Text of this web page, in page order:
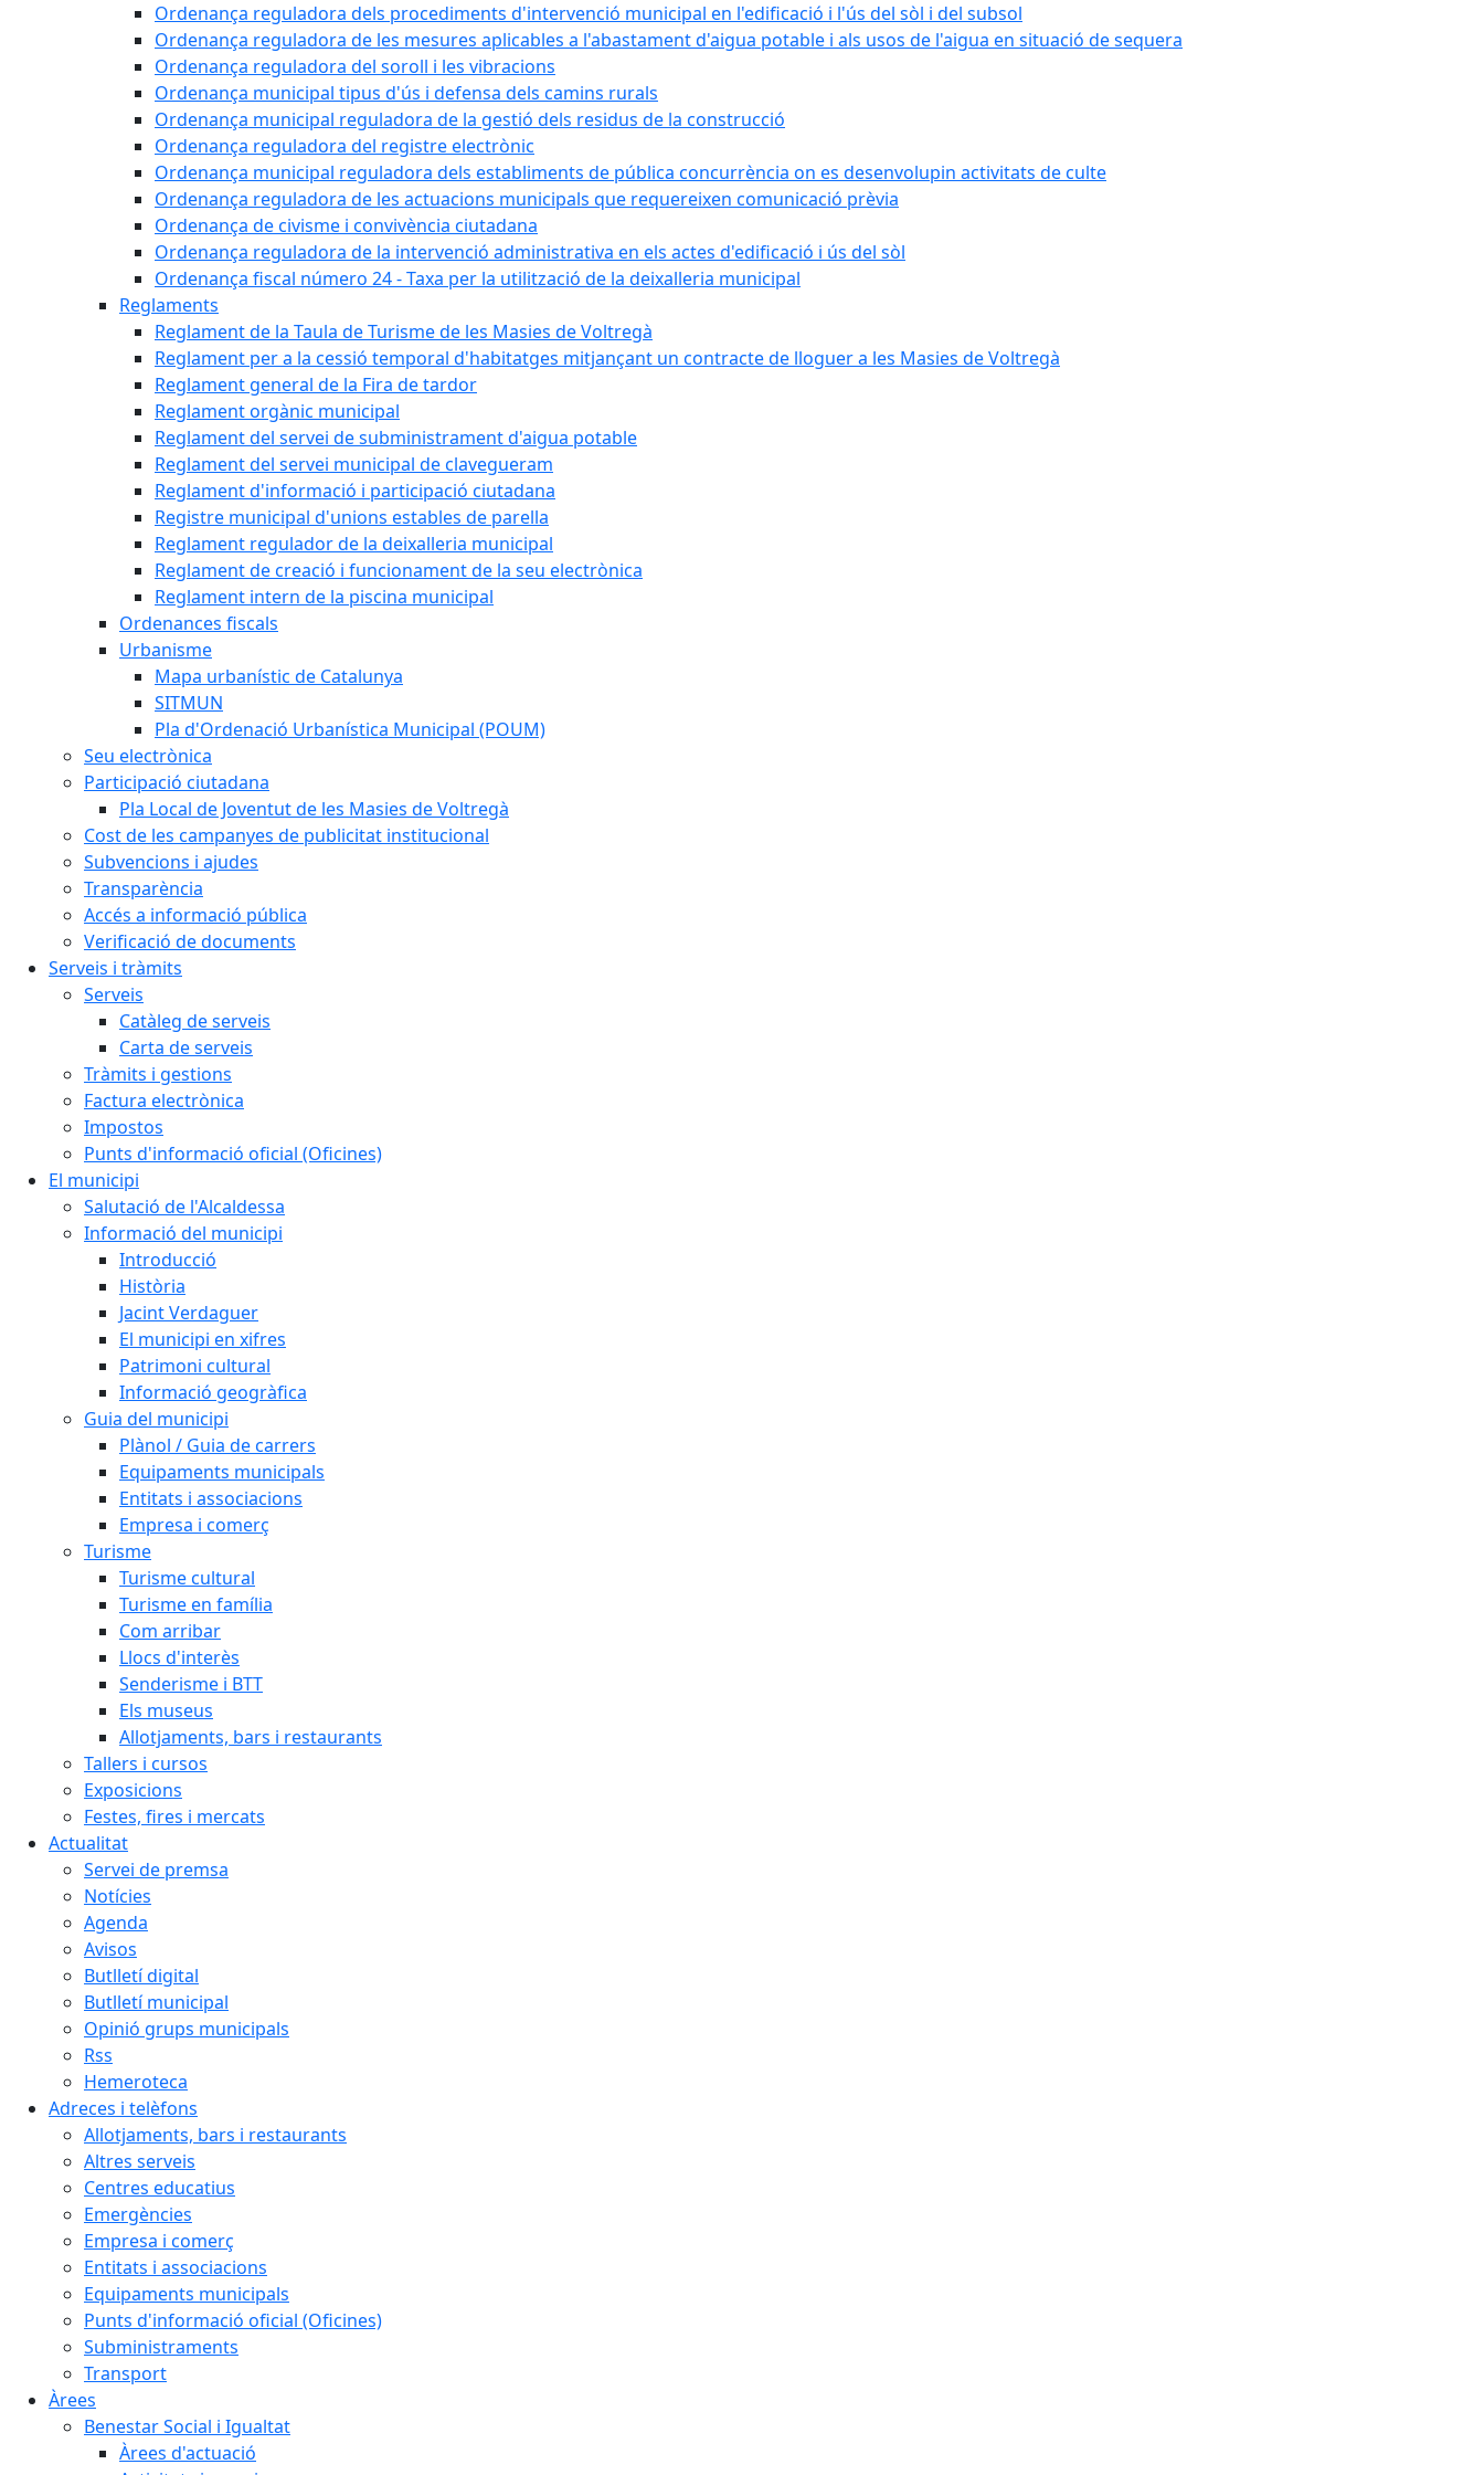
Ordenança reguladora dels procediments d'intervenció municipal en l'edificació i l'ús del sòl i del subsol
Ordenança reguladora de les mesures aplicables a l'abastament d'aigua potable i als usos de l'aigua en situació de sequera
Ordenança reguladora del soroll i les vibracions
Ordenança municipal tipus d'ús i defensa dels camins rurals
Ordenança municipal reguladora de la gestió dels residus de la construcció
Ordenança reguladora del registre electrònic
Ordenança municipal reguladora dels establiments de pública concurrència on es desenvolupin activitats de culte
Ordenança reguladora de les actuacions municipals que requereixen comunicació prèvia
Ordenança de civisme i convivència ciutadana
Ordenança reguladora de la intervenció administrativa en els actes d'edificació i ús del sòl
Ordenança fiscal número 24 - Taxa per la utilització de la deixalleria municipal
Reglaments
Reglament de la Taula de Turisme de les Masies de Voltregà
Reglament per a la cessió temporal d'habitatges mitjançant un contracte de lloguer a les Masies de Voltregà
Reglament general de la Fira de tardor
Reglament orgànic municipal
Reglament del servei de subministrament d'aigua potable
Reglament del servei municipal de clavegueram
Reglament d'informació i participació ciutadana
Registre municipal d'unions estables de parella
Reglament regulador de la deixalleria municipal
Reglament de creació i funcionament de la seu electrònica
Reglament intern de la piscina municipal
Ordenances fiscals
Urbanisme
Mapa urbanístic de Catalunya
SITMUN
Pla d'Ordenació Urbanística Municipal (POUM)
Seu electrònica
Participació ciutadana
Pla Local de Joventut de les Masies de Voltregà
Cost de les campanyes de publicitat institucional
Subvencions i ajudes
Transparència
Accés a informació pública
Verificació de documents
Serveis i tràmits
Serveis
Catàleg de serveis
Carta de serveis
Tràmits i gestions
Factura electrònica
Impostos
Punts d'informació oficial (Oficines)
El municipi
Salutació de l'Alcaldessa
Informació del municipi
Introducció
Història
Jacint Verdaguer
El municipi en xifres
Patrimoni cultural
Informació geogràfica
Guia del municipi
Plànol / Guia de carrers
Equipaments municipals
Entitats i associacions
Empresa i comerç
Turisme
Turisme cultural
Turisme en família
Com arribar
Llocs d'interès
Senderisme i BTT
Els museus
Allotjaments, bars i restaurants
Tallers i cursos
Exposicions
Festes, fires i mercats
Actualitat
Servei de premsa
Notícies
Agenda
Avisos
Butlletí digital
Butlletí municipal
Opinió grups municipals
Rss
Hemeroteca
Adreces i telèfons
Allotjaments, bars i restaurants
Altres serveis
Centres educatius
Emergències
Empresa i comerç
Entitats i associacions
Equipaments municipals
Punts d'informació oficial (Oficines)
Subministraments
Transport
Àrees
Benestar Social i Igualtat
Àrees d'actuació